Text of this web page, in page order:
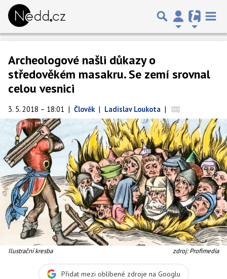
Archeologové našli důkazy o
středověkém masakru. Se zemí srovnal
celou vesnici
3. 5. 2018 – 18:01 | Člověk | Ladislav Loukota |
Ilustrační kresba zdroj: Profimedia
Přidat mezi oblíbené zdroje na Googlu